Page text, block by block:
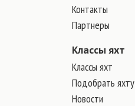
Контакты
Партнеры
Классы яхт
Классы яхт
Подобрать яхту
Новости